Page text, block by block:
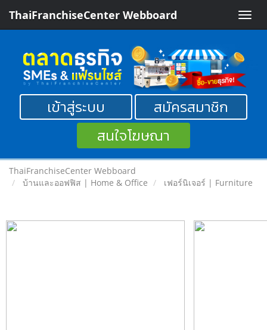
Toggle
ThaiFranchiseCenter Webboard
เข้าสู่ระบบ
สมัครสมาชิก
สนใจโฆษณา
ThaiFranchiseCenter Webboard
บ้านและออฟฟิส | Home & Office
เฟอร์นิเจอร์ | Furniture